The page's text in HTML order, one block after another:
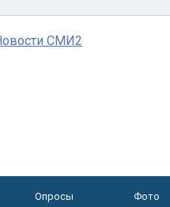
СМИ2
Опросы
Фото